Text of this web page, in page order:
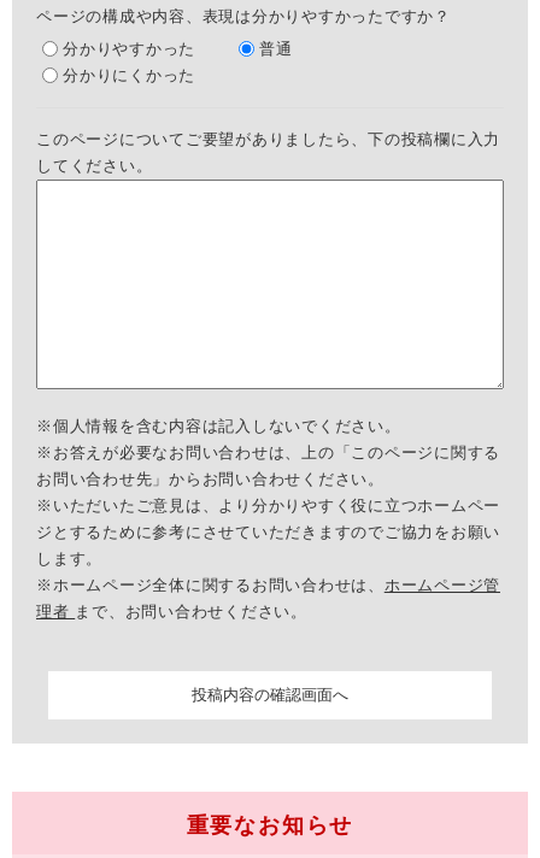
ページの構成や内容、表現は分かりやすかったですか？
分かりやすかった
普通
分かりにくかった
このページについてご要望がありましたら、下の投稿欄に入力
してください。
※個人情報を含む内容は記入しないでください。
※お答えが必要なお問い合わせは、上の「このページに関する
お問い合わせ先」からお問い合わせください。
※いただいたご意見は、より分かりやすく役に立つホームペー
ジとするために参考にさせていただきますのでご協力をお願い
します。
※ホームページ全体に関するお問い合わせは、 ホームページ管
理者 まで、お問い合わせください。
重要なお知らせ